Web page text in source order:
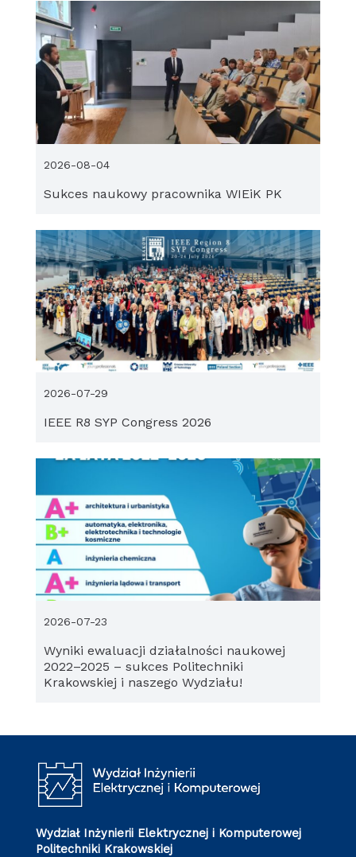
Sukces naukowy pracownika WIEiK PK
2026-08-04
IEEE R8 SYP Congress 2026
2026-07-29
Wyniki ewaluacji działalności naukowej
2022–2025 – sukces Politechniki
Krakowskiej i naszego Wydziału!
2026-07-23
Wydział Inżynierii Elektrycznej i Komputerowej
Politechniki Krakowskiej